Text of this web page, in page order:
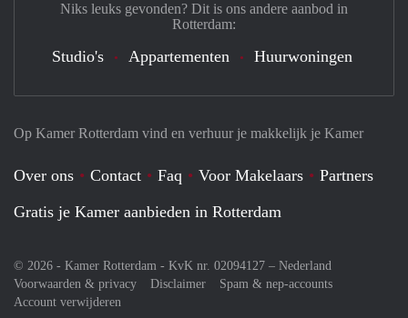
Op Kamer Rotterdam vind en verhuur je makkelijk je Kamer
Over ons Contact Faq Voor Makelaars
Partners
Gratis je Kamer aanbieden in Rotterdam
© 2026 - Kamer Rotterdam - KvK nr. 02094127 – Nederland
Voorwaarden & privacy
Disclaimer
Spam & nep-accounts
Account verwijderen
Niks leuks gevonden? Dit is ons andere aanbod in
Rotterdam:
Studio's Appartementen Huurwoningen